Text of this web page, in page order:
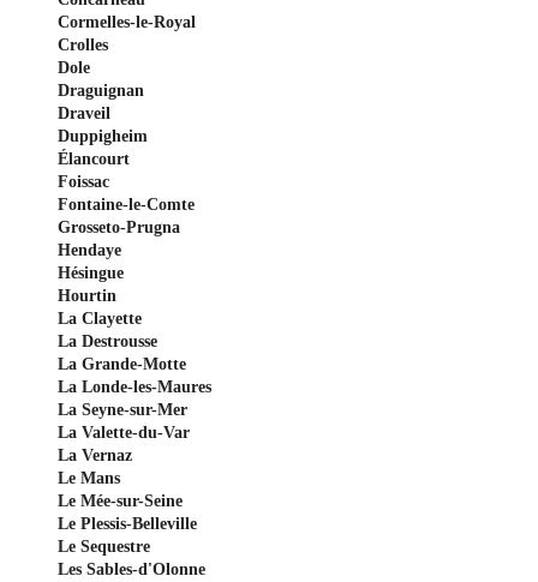
Cormelles-le-Royal
Crolles
Dole
Draguignan
Draveil
Duppigheim
Élancourt
Foissac
Fontaine-le-Comte
Grosseto-Prugna
Hendaye
Hésingue
Hourtin
La Clayette
La Destrousse
La Grande-Motte
La Londe-les-Maures
La Seyne-sur-Mer
La Valette-du-Var
La Vernaz
Le Mans
Le Mée-sur-Seine
Le Plessis-Belleville
Le Sequestre
Les Sables-d'Olonne